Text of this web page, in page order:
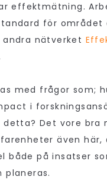
effektmätning.
för området
andra nätverket
med frågor som;
i
detta? Det vore bra
även här,
både på insatser
planeras.